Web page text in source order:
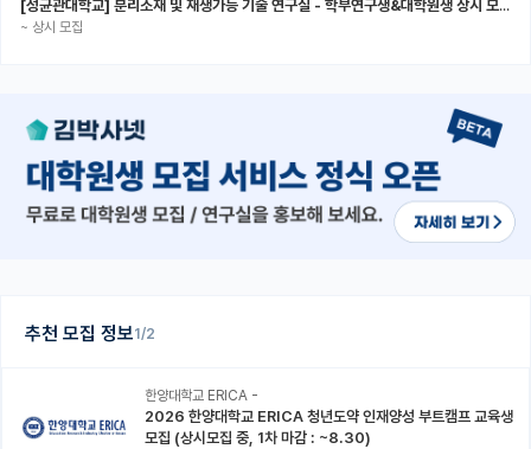
추천 모집 정보1/2
한양대학교 ERICA -
2026 한양대학교 ERICA 청년도약 인재양성 부트캠프 교육생
모집 (상시모집 중, 1차 마감 : ~8.30)
[성균관대학교] 분리소재 및 재생가능 기술 연구실 - 학부연구생&대학원생 상시 모집 (미래에너지공학과)
~ 상시 모집